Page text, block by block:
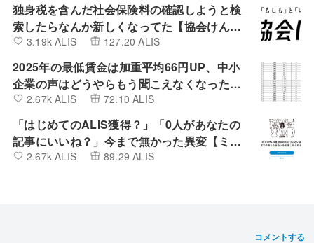
独身税を含んだ社会保険料の確認しようと検
索したらなんか新しくなってた【協会けん
ぽ】3.19k ALIS 127.20 ALIS
2025年の最低賃金は加重平均66円UP、中小
企業の声はどうやらもう聞こえなくなったよ
うです。
2.67k ALIS 72.10 ALIS
「はじめてのALIS獲得？」「0人があなたの
記事にいいね？」今まで無かった異変【ミン
カブIR】
2.67k ALIS 89.29 ALIS
コメントする